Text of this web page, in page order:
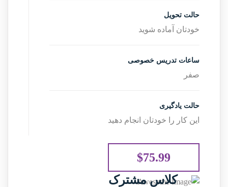
حالت تحویل
خودتان آماده شوید
ساعات تدریس خصوصی
صفر
حالت یادگیری
این کار را خودتان انجام دهید
$75.99
کلاس مشترک